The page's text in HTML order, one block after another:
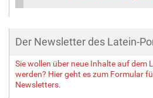
Der Newsletter des Latein-
Sie wollen über neue Inhalte auf dem
werden? Hier geht es zum Formular
Newsletters.